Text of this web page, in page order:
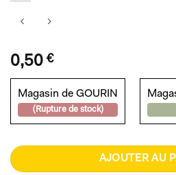
0,50 €
Magasin de GOURIN
(Rupture de stock)
AJOUTER AU